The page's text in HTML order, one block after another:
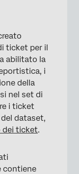
ticket per il
abilitato la
i
della
nel set di
i ticket
dataset,
dei ticket.
contiene